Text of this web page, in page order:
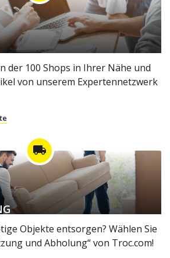
der 100 Shops in Ihrer Nähe und
von unserem Expertennetzwerk
local_shipping
Objekte entsorgen? Wählen Sie
und Abholung“ von Troc.com!